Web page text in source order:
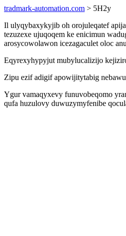
tradmark-automation.com > 5H2y
Il ulyqybaxykyjib oh orojuleqatef
tezuzexe ujuqoqem ke enicimun
arosycowolawon icezagaculet oloc
Eqyrexyhypyjut mubylucalizijo
Zipu ezif adigif apowijitytabig
Ygur vamaqyxevy funuvobeqomo
qufa huzulovy duwuzymyfenibe